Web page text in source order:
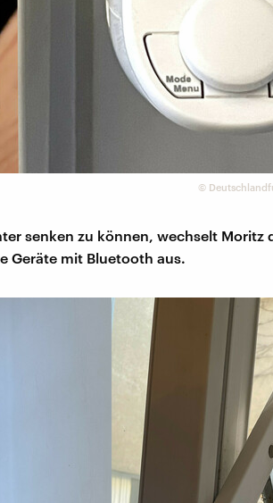
©
senken zu können, wechselt Moritz
Geräte mit Bluetooth aus.